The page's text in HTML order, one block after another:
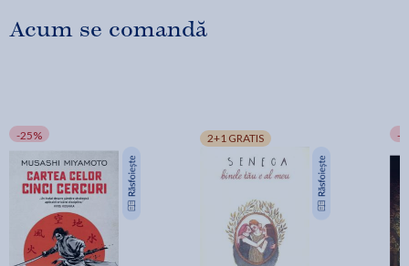
Acum se comandă
-25% 2+1 GRATIS -